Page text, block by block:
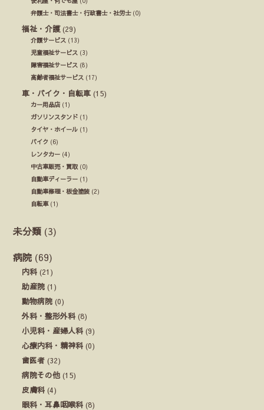
弁護士・司法書士・行政書士・社労士(0)
福祉・介護(29)
介護サービス (13)
児童福祉サービス (3)
障害福祉サービス (8)
高齢者福祉サービス (17)
車・バイク・自転車 (15)
カー用品店 (1)
ガソリンスタンド (1)
タイヤ・ホイール (1)
バイク (6)
レンタカー (4)
中古車販売・買取 (0)
自動車ディーラー (1)
自動車修理・板金塗装 (2)
自転車(1)
未分類 (3)
病院 (69)
内科 (21)
助産院 (1)
動物病院 (0)
外科・整形外科 (8)
小児科・産婦人科 (9)
心療内科・精神科 (0)
歯医者 (32)
病院その他 (15)
皮膚科 (4)
眼科・耳鼻咽喉科 (8)